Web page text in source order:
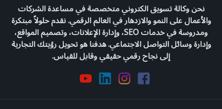
نحن وكالة تسويق الكتروني متخصصة في مساعدة الشركات
والأعمال على النمو والازدهار في العالم الرقمي. نقدم حلولاً مبتكرة
ومدروسة في خدمات SEO، وإدارة الإعلانات، وتصميم المواقع،
وإدارة وسائل التواصل الاجتماعي. هدفنا هو تحويل رؤيتك التجارية
إلى نجاح رقمي حقيقي وقابل للقياس.